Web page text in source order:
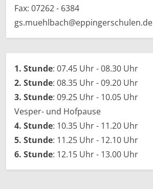
Fax: 07262 - 6384
gs.muehlbach@eppingerschulen.de
1. Stunde: 07.45 Uhr - 08.30 Uhr
2. Stunde: 08.35 Uhr - 09.20 Uhr
3. Stunde: 09.25 Uhr - 10.05 Uhr
Vesper- und Hofpause
4. Stunde: 10.35 Uhr - 11.20 Uhr
5. Stunde: 11.25 Uhr - 12.10 Uhr
6. Stunde: 12.15 Uhr - 13.00 Uhr